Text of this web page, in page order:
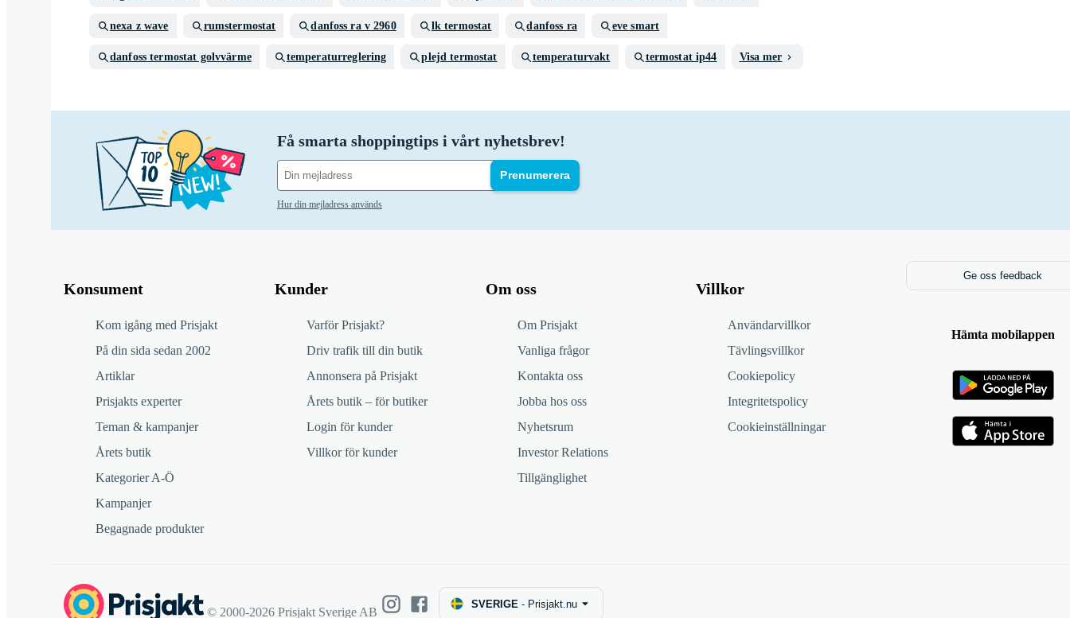
nexa z wave rumstermostat danfoss ra v 2960 lk termostat danfoss ra eve smart
danfoss termostat golvvärme temperaturreglering plejd termostat temperaturvakt termostat ip44 Visa mer
Få smarta shoppingtips i vårt nyhetsbrev!
Prenumerera
Hur din mejladress används
Konsument
Kom igång med Prisjakt
På din sida sedan 2002
Artiklar
Prisjakts experter
Teman & kampanjer
Årets butik
Kategorier A-Ö
Kampanjer
Begagnade produkter
Kunder
Varför Prisjakt?
Driv trafik till din butik
Annonsera på Prisjakt
Årets butik – för butiker
Login för kunder
Villkor för kunder
Om oss
Om Prisjakt
Vanliga frågor
Kontakta oss
Jobba hos oss
Nyhetsrum
Investor Relations
Tillgänglighet
Villkor
Användarvillkor
Tävlingsvillkor
Cookiepolicy
Integritetspolicy
Cookieinställningar
Ge oss feedback
Hämta mobilappen
© 2000-2026 Prisjakt Sverige AB
SVERIGE - Prisjakt.nu